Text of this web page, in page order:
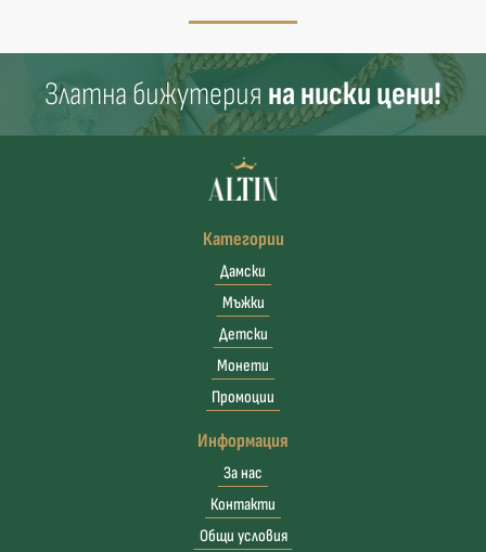
Златна бижутерия на ниски цени!
Категории
Дамски
Мъжки
Детски
Монети
Промоции
Информация
За нас
Контакти
Общи условия